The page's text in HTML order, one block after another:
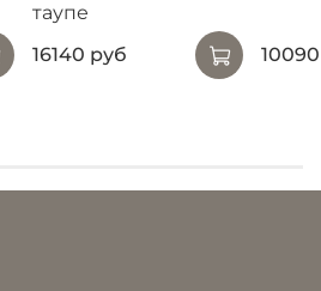
таупе
16140 руб